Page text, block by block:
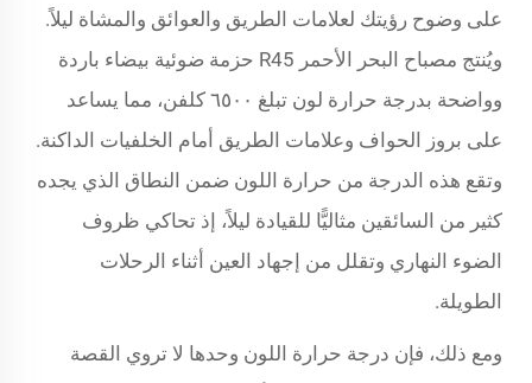
على وضوح رؤيتك لعلامات الطريق والعوائق والمشاة ليلاً.
ويُنتج مصباح البحر الأحمر R45 حزمة ضوئية بيضاء باردة
وواضحة بدرجة حرارة لون تبلغ ٦٥٠٠ كلفن، مما يساعد
على بروز الحواف وعلامات الطريق أمام الخلفيات الداكنة.
وتقع هذه الدرجة من حرارة اللون ضمن النطاق الذي يجده
كثير من السائقين مثاليًّا للقيادة ليلاً، إذ تحاكي ظروف
الضوء النهاري وتقلل من إجهاد العين أثناء الرحلات
الطويلة.
ومع ذلك، فإن درجة حرارة اللون وحدها لا تروي القصة